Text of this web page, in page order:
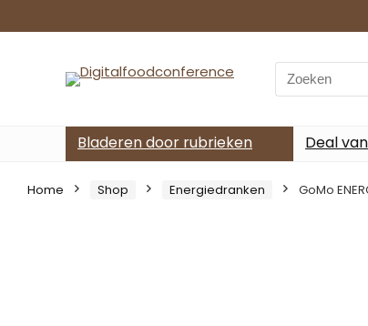
Search
for:
Bladeren door rubrieken Deal
Home Shop Energiedranken GoMo